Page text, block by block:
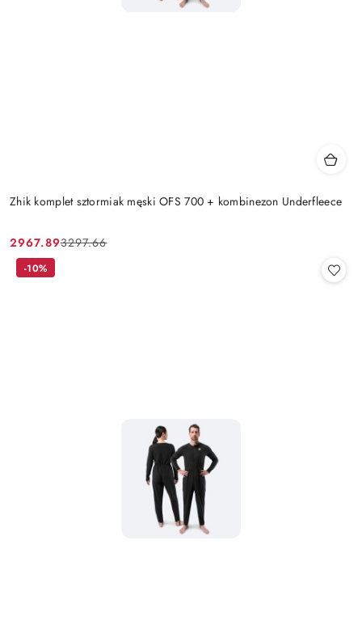
Zhik komplet sztormiak męski OFS 700 + kombinezon Underfleece
Cena
promocyjna:
2967.89
Cena
przed
3297.66
-10%